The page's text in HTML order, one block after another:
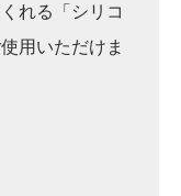
れる「シリコ
用いただけま